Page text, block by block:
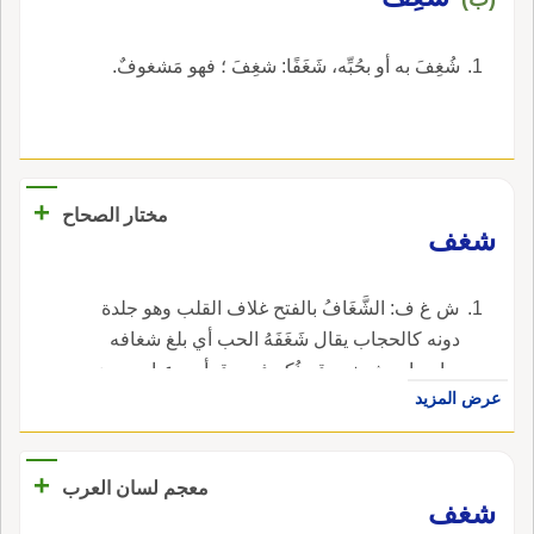
شُغِفَ به أو بحُبِّه، شَغَفًا: شغِفَ ؛ فهو مَشغوفٌ.
مختار الصحاح
+
شغف
ش غ ف: الشَّغَافُ بالفتح غلاف القلب وهو جلدة
دونه كالحجاب يقال شَغَفَهُ الحب أي بلغ شغافه
وبابه باب شعف وقد ذُكر فيه وقرأ بن عباس رضي
الله عنهما {قد شغفها حبا} وقال دخل حبه تحت
الشغاف.
عرض المزيد
معجم لسان العرب
+
شغف